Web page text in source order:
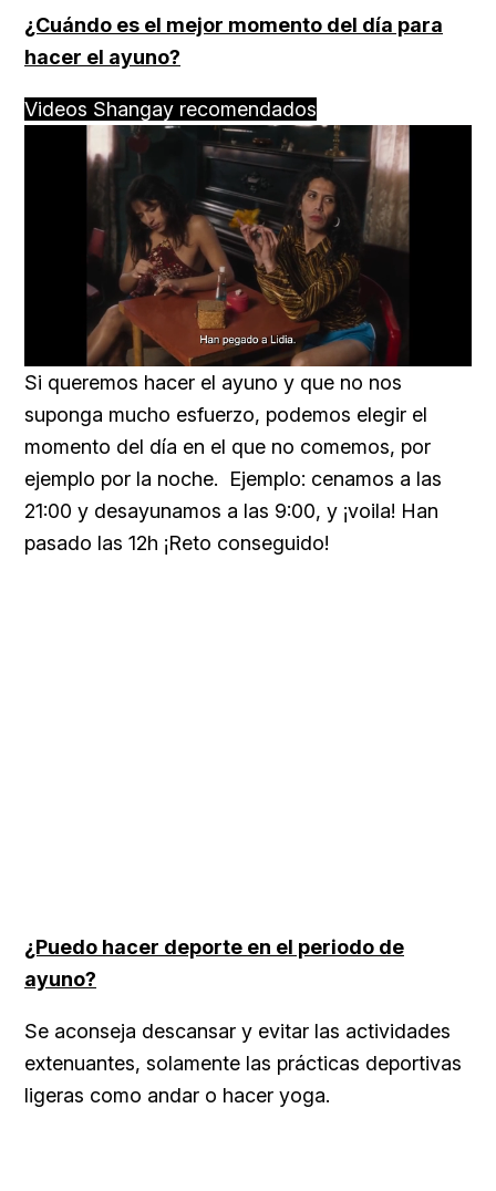
¿Cuándo es el mejor momento del día para
hacer el ayuno?
Videos Shangay recomendados
Unmute Loaded:
57.99%
Si queremos hacer el ayuno y que no nos
suponga mucho esfuerzo, podemos elegir el
momento del día en el que no comemos, por
ejemplo por la noche. Ejemplo: cenamos a las
21:00 y desayunamos a las 9:00, y ¡voila! Han
pasado las 12h ¡Reto conseguido!
¿Puedo hacer deporte en el periodo de
ayuno?
Se aconseja descansar y evitar las actividades
extenuantes, solamente las prácticas deportivas
ligeras como andar o hacer yoga.